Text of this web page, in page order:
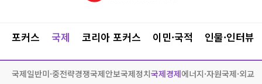
포커스 국제 코리아 포커스 이민·국적 인물·인터뷰
국제일반미·중전략경쟁국제안보국제정치국제경제에너지·자원국제·외교